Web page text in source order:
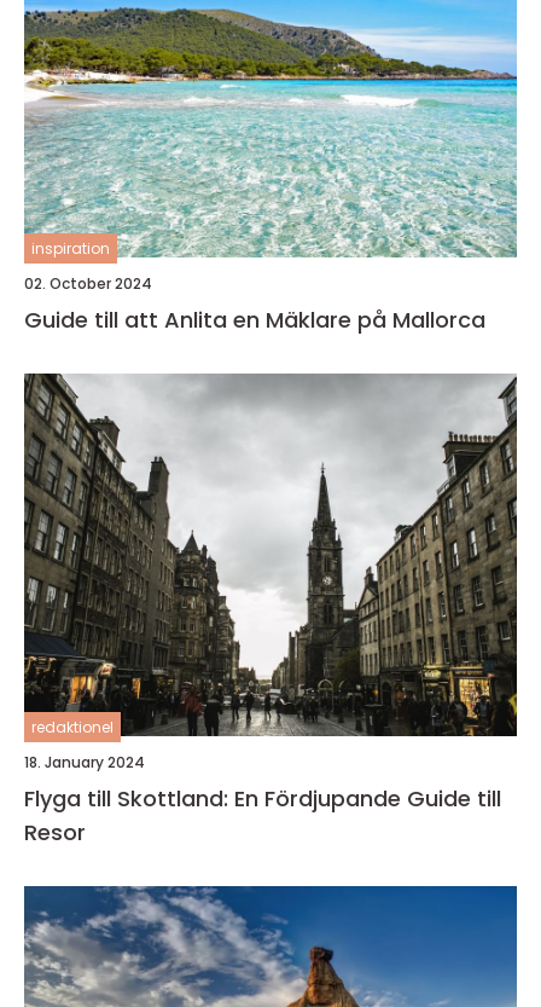
inspiration
02. October 2024
Guide till att Anlita en Mäklare på Mallorca
redaktionel
18. January 2024
Flyga till Skottland: En Fördjupande Guide till
Resor